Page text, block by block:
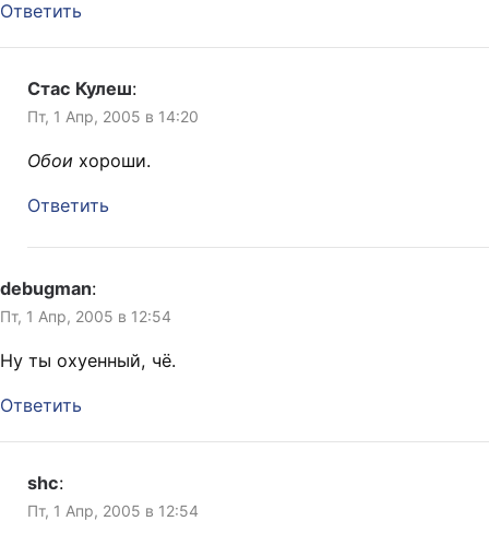
Ответить
Стас Кулеш:
Пт, 1 Апр, 2005 в 14:20
Обои хороши.
Ответить
debugman:
Пт, 1 Апр, 2005 в 12:54
Ну ты охуенный, чё.
Ответить
shc:
Пт, 1 Апр, 2005 в 12:54